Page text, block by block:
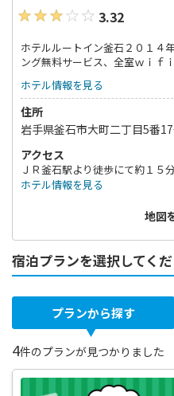
3.32
ホテルルートイン釜石２０１４
ング無料サービス、全室ｗｉｆ
ホテル情報を見る
住所
岩手県釜石市大町二丁目5番
アクセス
ＪＲ釜石駅より徒歩にて約１５分
ホテル情報を見る
地図
宿泊プランを選択してく
プランから探す
4件のプランが見つかりました